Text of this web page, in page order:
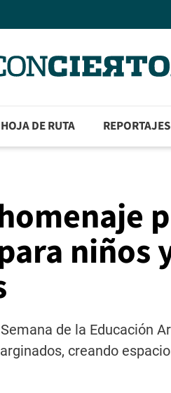
HOJA DE RUTA REPORTAJES
niños
de la Educación
creando